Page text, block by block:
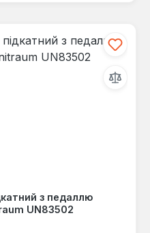
з педаллю
UN83502